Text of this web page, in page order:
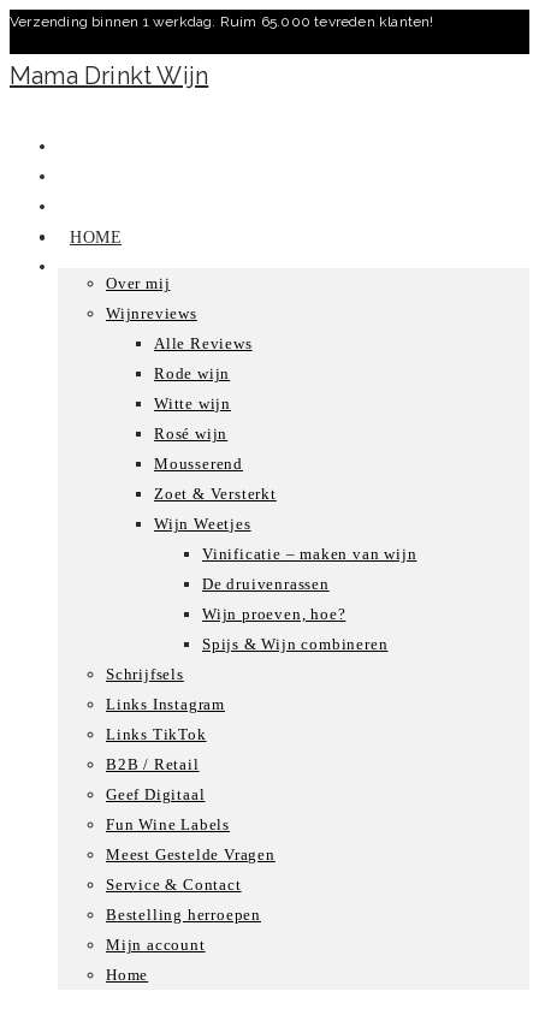
Ga
naar
inhoud
Verzending binnen 1 werkdag. Ruim 65.000 tevreden klanten!
Mama Drinkt Wijn
HOME
Over mij
Wijnreviews
Alle Reviews
Rode wijn
Witte wijn
Rosé wijn
Mousserend
Zoet & Versterkt
Wijn Weetjes
Vinificatie – maken van wijn
De druivenrassen
Wijn proeven, hoe?
Spijs & Wijn combineren
Schrijfsels
Links Instagram
Links TikTok
B2B / Retail
Geef Digitaal
Fun Wine Labels
Meest Gestelde Vragen
Service & Contact
Bestelling herroepen
Mijn account
Home